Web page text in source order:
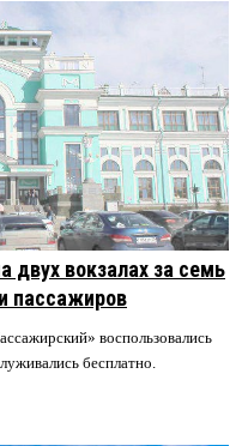
вокзалах за семь
пассажиров
воспользовались
бесплатно.